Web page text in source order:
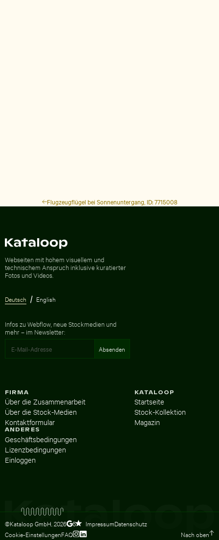
Flugzeugflügel bei Sonnenuntergang, ID: 7715008
Webseiten mit hohem visuellem und
technischem Anspruch inklusive kuratierter
Fotos und Videos.
Deutsch English
Infos zu Webflow, neue Stockmedien und
mehr – im Newsletter:
KATALOOP
Startseite
Stock-Kollektion
Magazin
FIRMA
Über die Zusammenarbeit
Über die Stock-Medien
Kontaktformular
ANDERES
Geschäftsbedingungen
Lizenzbedingungen
Einloggen
©Kataloop GmbH, 2026 5 ImpressumDatenschutz
Cookie-EinstellungenFAQ Nach oben